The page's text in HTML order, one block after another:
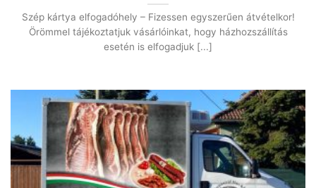
Szép kártya elfogadóhely – Fizessen egyszerűen átvételkor!
Örömmel tájékoztatjuk vásárlóinkat, hogy házhozszállítás
esetén is elfogadjuk [...]